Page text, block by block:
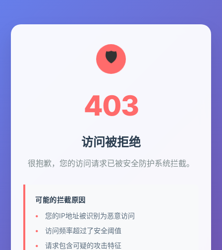
403
访问被拒绝
很抱歉，您的访问请求已被安全防护系统拦截。
可能的拦截原因
您的IP地址被识别为恶意访问
访问频率超过了安全阈值
请求包含可疑的攻击特征